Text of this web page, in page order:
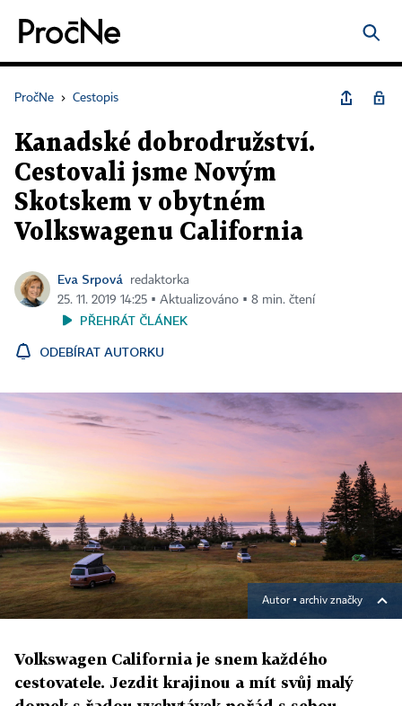
PročNe › Cestopis
Kanadské dobrodružství.
Cestovali jsme Novým
Skotskem v obytném
Volkswagenu California
Eva Srpová
redaktorka
25. 11. 2019 14:25 ▪ Aktualizováno ▪ 8 min. čtení
PŘEHRÁT ČLÁNEK
ODEBÍRAT AUTORKU
Autor ▪ archiv značky
Volkswagen California je snem každého
cestovatele. Jezdit krajinou a mít svůj malý